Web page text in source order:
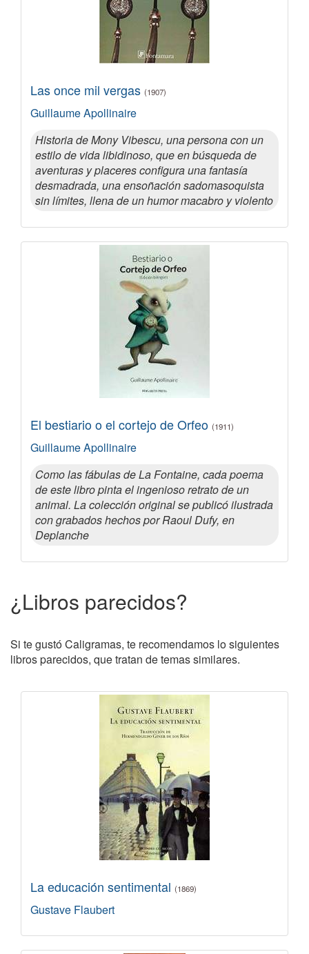
Las once mil vergas (1907)
Guillaume Apollinaire
Historia de Mony Vibescu, una persona con un
estilo de vida libidinoso, que en búsqueda de
aventuras y placeres configura una fantasía
desmadrada, una ensoñación sadomasoquista
sin límites, llena de un humor macabro y violento
El bestiario o el cortejo de Orfeo (1911)
Guillaume Apollinaire
Como las fábulas de La Fontaine, cada poema
de este libro pinta el ingenioso retrato de un
animal. La colección original se publicó ilustrada
con grabados hechos por Raoul Dufy, en
Deplanche
¿Libros parecidos?
Si te gustó Caligramas, te recomendamos lo siguientes
libros parecidos, que tratan de temas similares.
La educación sentimental (1869)
Gustave Flaubert